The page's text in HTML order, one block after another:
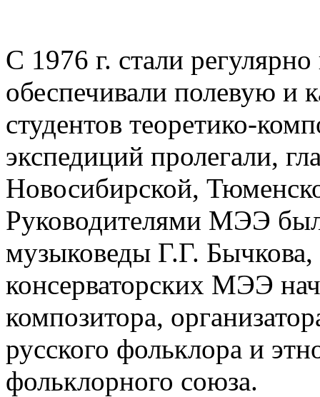
С 1976 г. стали
обеспечивали полевую и
студентов теоретико-
экспедиций пролегали,
Новосибирской,
Руководителями МЭЭ
музыковеды Г.Г.
консерваторских МЭЭ
композитора,
русского фольклора и
фольклорного союза.